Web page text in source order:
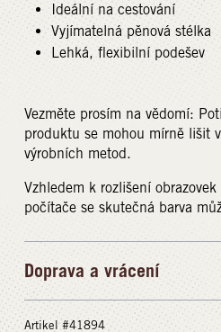
Ideální na cestování
Vyjímatelná pěnová stélka
Lehká, flexibilní podešev
Vezměte prosím na vědomí:
produktu se mohou mírně lišit
výrobních metod.
Vzhledem k rozlišení
počítače se skutečná barva
Doprava a vrácení
Artikel #41894